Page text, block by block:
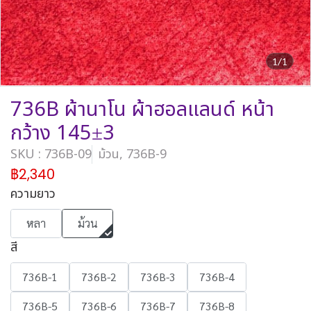
1/1
736B ผ้านาโน ผ้าฮอลแลนด์ หน้า
กว้าง 145±3
SKU : 736B-09 ม้วน, 736B-9
฿2,340
ความยาว
หลา ม้วน
สี
736B-1 736B-2 736B-3
736B-4
736B-5
736B-6 736B-7 736B-8